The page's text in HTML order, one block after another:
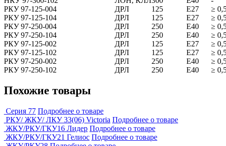
РКУ 97-125-004
ДРЛ 125 Е27 ≥
РКУ 97-125-104
ДРЛ 125 Е27 ≥
РКУ 97-250-004
ДРЛ 250 Е40 ≥
РКУ 97-250-104
ДРЛ 250 Е40 ≥
РКУ 97-125-002
ДРЛ 125 Е27 ≥
РКУ 97-125-102
ДРЛ 125 Е27 ≥
РКУ 97-250-002
ДРЛ 250 Е40 ≥
РКУ 97-250-102
ДРЛ 250 Е40 ≥
Похожие товары
Серия 77 Подробнее о товаре
РКУ/ ЖКУ/ ЛКУ 33(06) Victoria Подробнее о товаре
ЖКУ/РКУ/ГКУ16 Лидер Подробнее о товаре
ЖКУ/РКУ/ГКУ21 Гелиос Подробнее о товаре